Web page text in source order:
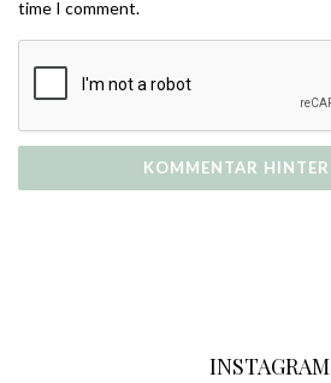
time I comment.
INSTAGRAM